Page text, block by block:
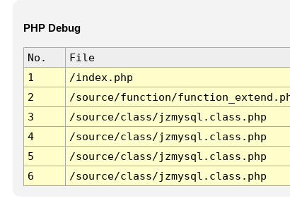
PHP Debug
No. File
1
/index.php
2
/source/function/
3
/source/class/jzmysql.class.php
4
/source/class/jzmysql.class.php
5
/source/class/jzmysql.class.php
6
/source/class/jzmysql.class.php